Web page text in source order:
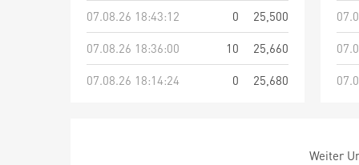
07.08.26 18:43:12
0
25,500
07.08.26 18:36:00
10
25,660
07.08.26 18:14:24
0 25,680
Weiter